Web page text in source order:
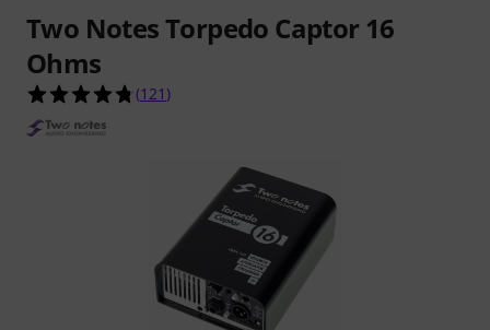
Two Notes Torpedo Captor 16
Ohms
4.8 av 5 stjärnor från 121 kundbetyg
(121 )